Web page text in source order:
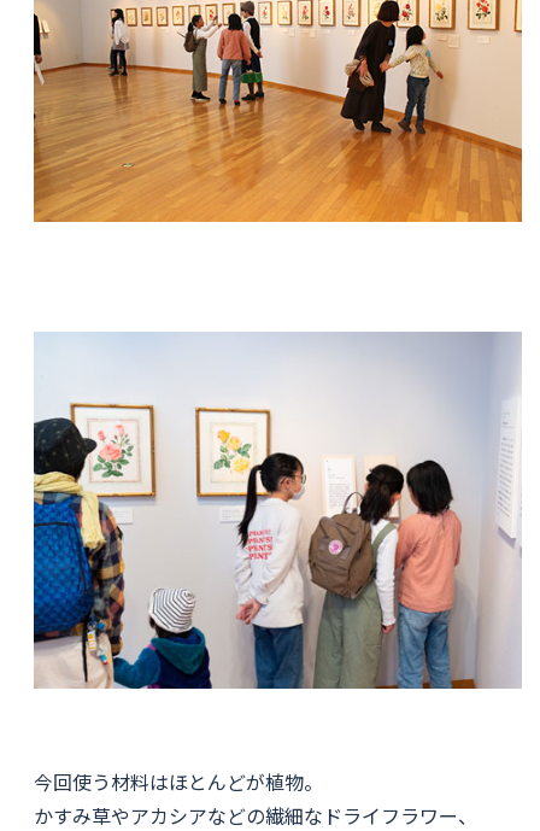
今回使う材料はほとんどが植物。
かすみ草やアカシアなどの繊細なドライフラワー、